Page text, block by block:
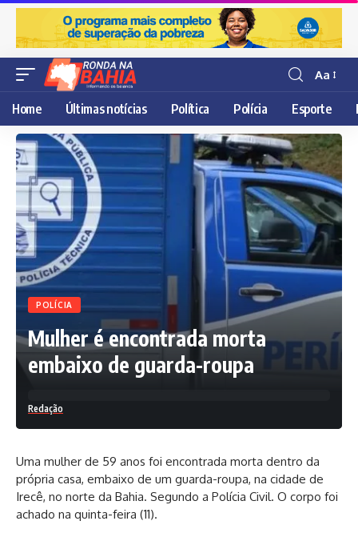
Resisor
de
fonte
Aa
Home Últimas notícias Política Polícia Esporte
POLÍCIA
Mulher é encontrada morta
embaixo de guarda-roupa
Redação
Uma mulher de 59 anos foi encontrada morta dentro da
própria casa, embaixo de um guarda-roupa, na cidade de
Irecê, no norte da Bahia. Segundo a Polícia Civil. O corpo foi
achado na quinta-feira (11).